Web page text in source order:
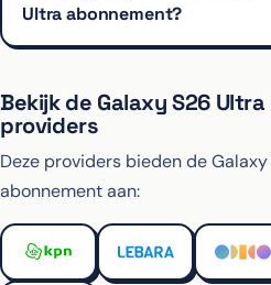
Ultra abonnement?
Bekijk de Galaxy S26
providers
Deze providers bieden de
abonnement aan: